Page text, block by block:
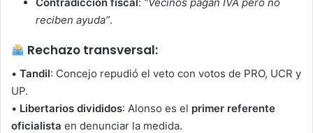
reciben ayuda”.
Rechazo transversal:
• Tandil: Concejo repudió el veto con votos de PRO, UCR y
UP.
• Libertarios divididos: Alonso es el primer referente
oficialista en denunciar la medida.